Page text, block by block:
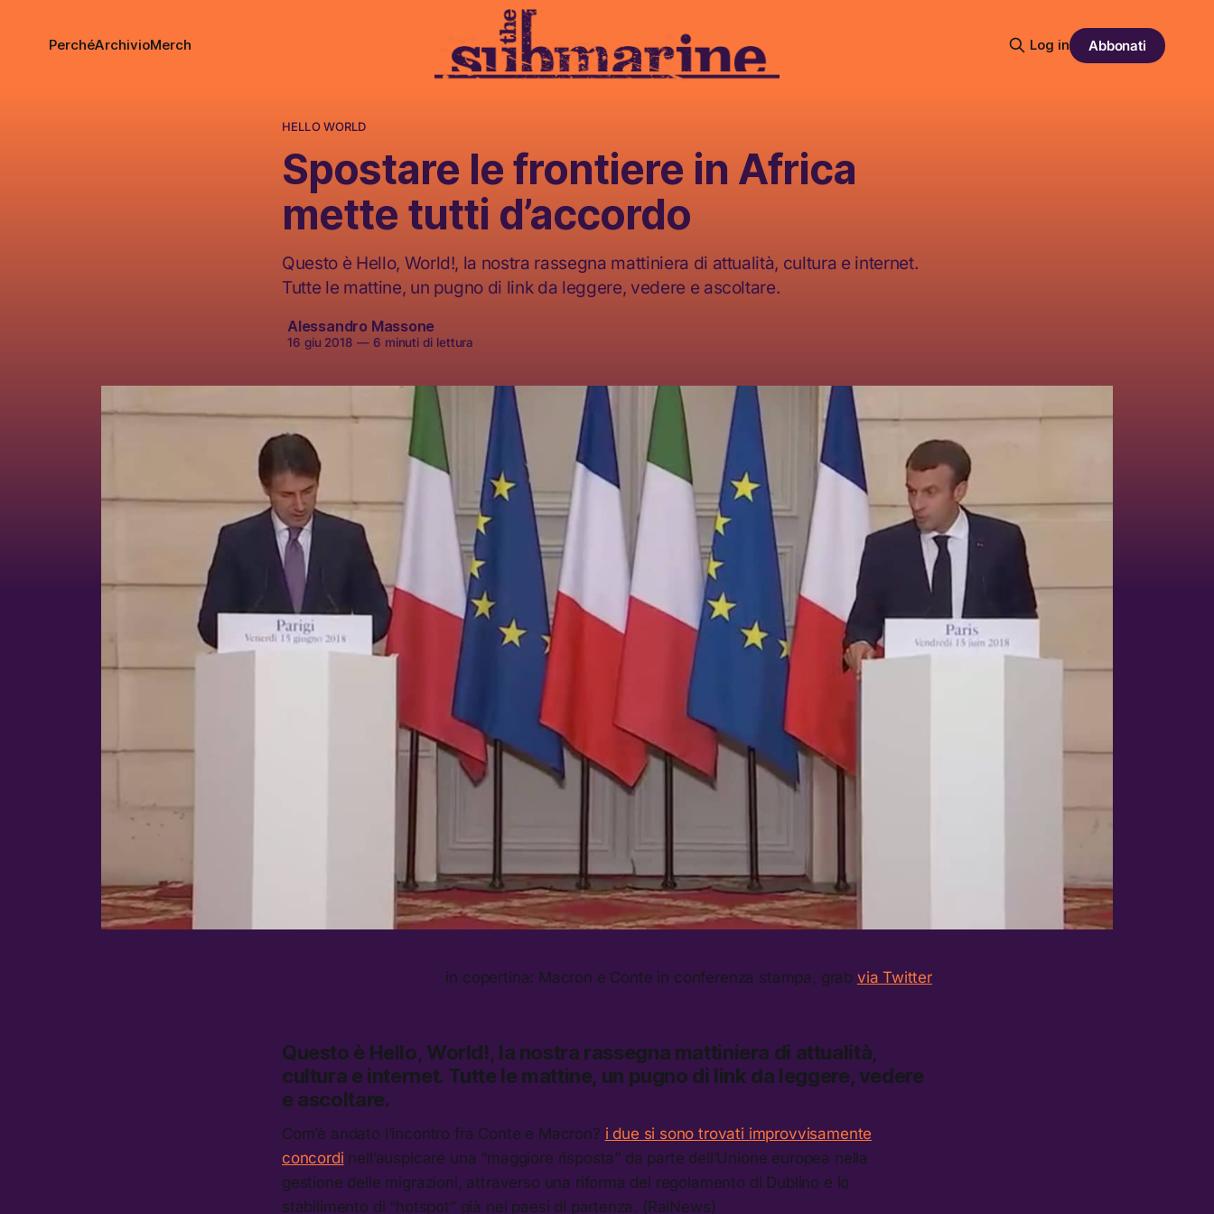
PerchéArchivioMerch Log in Abbonati
HELLO WORLD
Spostare le frontiere in Africa
mette tutti d’accordo
Questo è Hello, World!, la nostra rassegna mattiniera di attualità, cultura e internet.
Tutte le mattine, un pugno di link da leggere, vedere e ascoltare.
Alessandro Massone
16 giu 2018 —6 minuti di lettura
in copertina: Macron e Conte in conferenza stampa, grab via Twitter
Questo è Hello, World!, la nostra rassegna mattiniera di attualità,
cultura e internet. Tutte le mattine, un pugno di link da leggere, vedere
e ascoltare.
Com’è andato l’incontro fra Conte e Macron? i due si sono trovati improvvisamente
concordi nell’auspicare una “maggiore risposta” da parte dell’Unione europea nella
gestione delle migrazioni, attraverso una riforma del regolamento di Dublino e lo
stabilimento di “hotspot” già nei paesi di partenza. (RaiNews)